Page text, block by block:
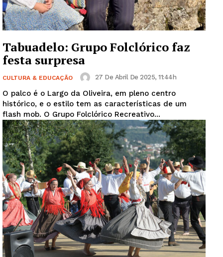
Tabuadelo: Grupo Folclórico faz
festa surpresa
CULTURA & EDUCAÇÃO 27 De Abril De 2025, 11:44h
O palco é o Largo da Oliveira, em pleno centro
histórico, e o estilo tem as características de um
flash mob. O Grupo Folclórico Recreativo...